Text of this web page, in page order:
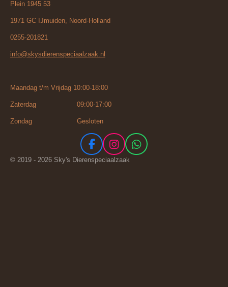
Plein 1945 53
1971 GC IJmuiden, Noord-Holland
0255-201821
info@skysdierenspeciaalzaak.nl
Maandag t/m Vrijdag 10:00-18:00
Zaterdag 09:00-17:00
Zondag Gesloten
F
a
I
n
W
© 2019 - 2026 Sky's Dierenspeciaalzaak